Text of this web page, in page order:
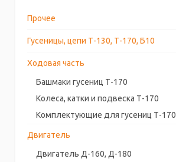
Прочее
Гусеницы, цепи Т-130, Т-170, Б10
Ходовая часть
Башмаки гусениц Т-170
Колеса, катки и подвеска Т-170
Комплектующие для гусениц Т-170
Двигатель
Двигатель Д-160, Д-180